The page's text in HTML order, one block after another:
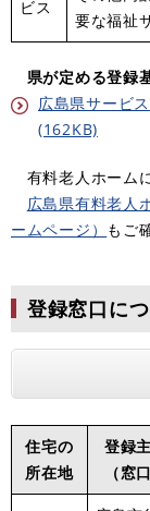
ビス
要な福祉
県が定める登録
広島県サービ
(162KB)
有料老人ホーム
広島県有料老人
ームページ） もご
登録窓口に
住宅の
所在地
登録
（窓